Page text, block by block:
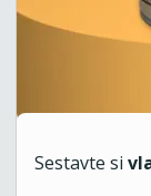
Sestavte si